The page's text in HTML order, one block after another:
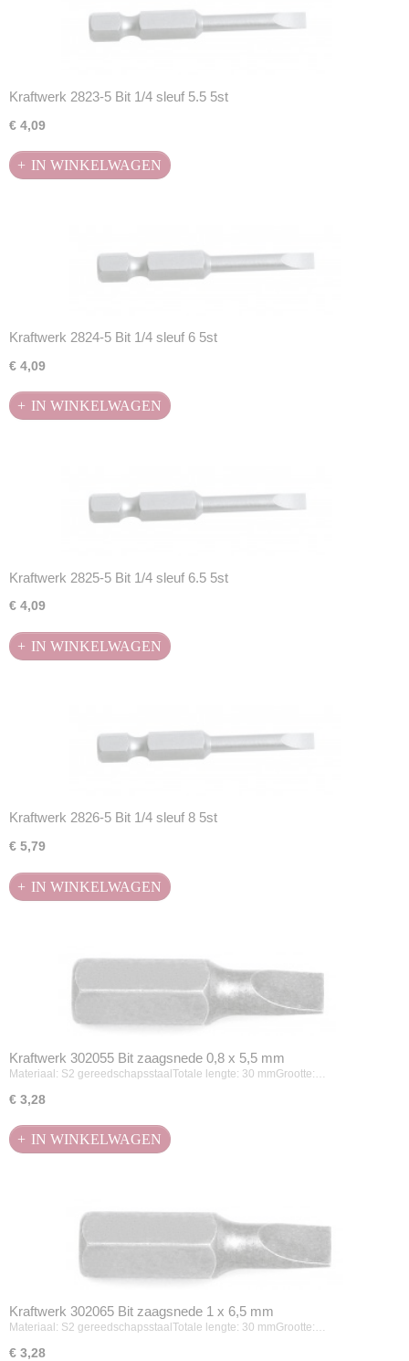
Kraftwerk 2823-5 Bit 1/4 sleuf 5.5 5st
€ 4,09
IN WINKELWAGEN
Kraftwerk 2824-5 Bit 1/4 sleuf 6 5st
€ 4,09
IN WINKELWAGEN
Kraftwerk 2825-5 Bit 1/4 sleuf 6.5 5st
€ 4,09
IN WINKELWAGEN
Kraftwerk 2826-5 Bit 1/4 sleuf 8 5st
€ 5,79
IN WINKELWAGEN
Kraftwerk 302055 Bit zaagsnede 0,8 x 5,5 mm
Materiaal: S2 gereedschapsstaalTotale lengte: 30 mmGrootte:…
€ 3,28
IN WINKELWAGEN
Kraftwerk 302065 Bit zaagsnede 1 x 6,5 mm
Materiaal: S2 gereedschapsstaalTotale lengte: 30 mmGrootte:…
€ 3,28